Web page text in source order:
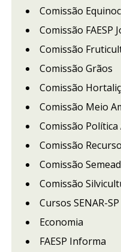
Comissão
Comissão FAESP
Comissão
Comissão Grãos
Comissão
Comissão Meio
Comissão Política
Comissão
Comissão
Comissão
Cursos SENAR-SP
Economia
FAESP Informa